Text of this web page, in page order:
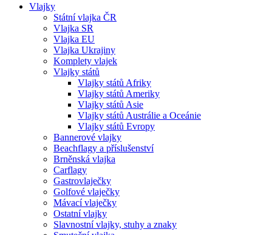
Hlavní
navigace
Vlajky
Státní vlajka ČR
Vlajka SR
Vlajka EU
Vlajka Ukrajiny
Komplety vlajek
Vlajky států
Vlajky států Afriky
Vlajky států Ameriky
Vlajky států Asie
Vlajky států Austrálie a Oceánie
Vlajky států Evropy
Bannerové vlajky
Beachflagy a příslušenství
Brněnská vlajka
Carflagy
Gastrovlaječky
Golfové vlaječky
Mávací vlaječky
Ostatní vlajky
Slavnostní vlajky, stuhy a znaky